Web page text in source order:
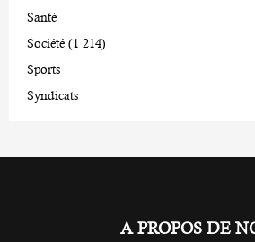
Santé
Société (1 214)
Sports
Syndicats
A PROPOS DE